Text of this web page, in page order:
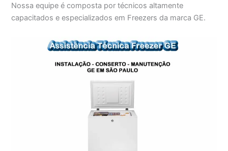
Nossa equipe é composta por técnicos altamente
capacitados e especializados em Freezers da marca GE.